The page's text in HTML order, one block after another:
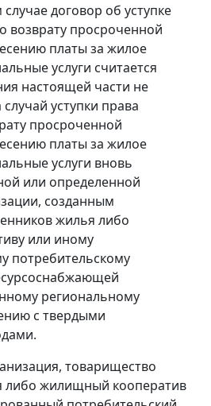
договор об уступке
возврату просроченной
платы за жилое
услуги считается
настоящей части не
уступки права
просроченной
платы за жилое
услуги вновь
или определенной
созданным
жилья либо
или иному
потребительскому
региональному
с твердыми
товарищество
либо жилищный кооператив